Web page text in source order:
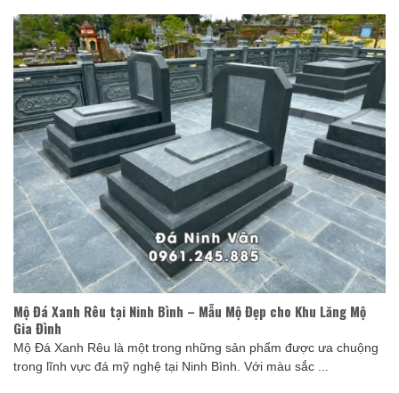
Mộ Đá Xanh Rêu tại Ninh Bình – Mẫu Mộ Đẹp cho Khu Lăng Mộ
Gia Đình
Mộ Đá Xanh Rêu là một trong những sản phẩm được ưa chuộng
trong lĩnh vực đá mỹ nghệ tại Ninh Bình. Với màu sắc ...